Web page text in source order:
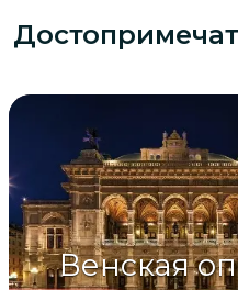
Венская